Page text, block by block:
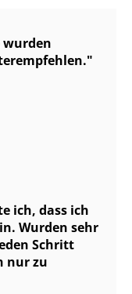
wurden
ich, dass ich
Wurden sehr
Schritt
nur zu